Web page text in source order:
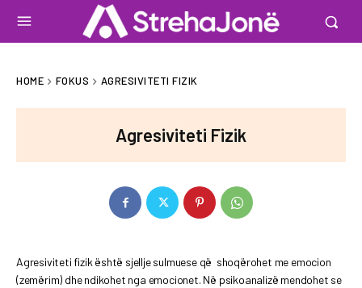
HOME FOKUS AGRESIVITETI FIZIK
Agresiviteti Fizik
Agresiviteti fizik është sjellje sulmuese që shoqërohet me emocion
(zemërim) dhe ndikohet nga emocionet. Në psikoanalizë mendohet se